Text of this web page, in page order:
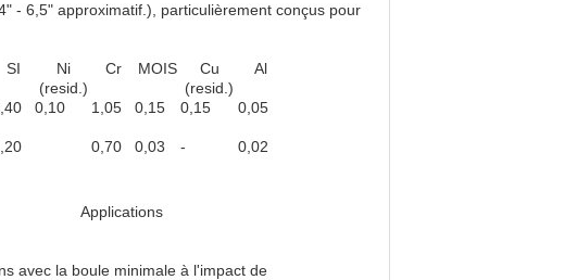
- 6,5" approximatif.), particulièrement conçus pour
SI
Ni
(resid.)
Cr MOIS
Cu
(resid.)
Al
0,10 1,05 0,15 0,15 0,05
0,70 0,03 - 0,02
Applications
avec la boule minimale à l'impact de